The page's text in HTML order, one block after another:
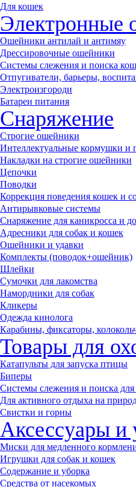
Для кошек
Электронные
Ошейники антилай и антимяу
Дрессировочные ошейники
Системы слежения и поиска
Отпугиватели, барьеры,
Электроизгороди
Батареи питания
Снаряжение
Строгие ошейники
Интеллектуальные кормушки и
Накладки на строгие ошейники
Цепочки
Поводки
Коррекция поведения кошек и
Антирывковые системы
Снаряжение для каникросса и
Адресники для собак и кошек
Ошейники и удавки
Комплекты (поводок+ошейник)
Шлейки
Сумочки для лакомства
Намордники для собак
Кликеры
Одежда кинолога
Карабины, фиксаторы,
Товары для
Катапульты для запуска птицы
Биперы
Системы слежения и поиска
Для активного отдыха на
Свистки и горны
Аксессуары и
Миски для медленного
Игрушки для собак и кошек
Содержание и уборка
Средства от насекомых